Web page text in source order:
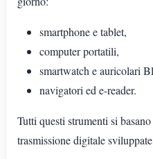
smartphone e tablet,
computer portatili,
smartwatch e auricolari
navigatori ed e-reader.
Tutti questi strumenti si
trasmissione digitale